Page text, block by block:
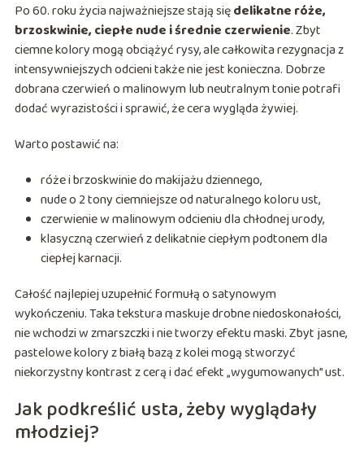
Po 60. roku życia najważniejsze stają siędelikatne róże,
brzoskwinie, ciepłe nude i średnie czerwienie. Zbyt
ciemne kolory mogą obciążyć rysy, ale całkowita rezygnacja z
intensywniejszych odcieni także nie jest konieczna. Dobrze
dobrana czerwień o malinowym lub neutralnym tonie potrafi
dodać wyrazistości i sprawić, że cera wygląda żywiej.
Warto postawić na:
róże i brzoskwinie do makijażu dziennego,
nude o 2 tony ciemniejsze od naturalnego koloru ust,
czerwienie w malinowym odcieniu dla chłodnej urody,
klasyczną czerwień z delikatnie ciepłym podtonem dla
ciepłej karnacji.
Całość najlepiej uzupełnić formułą o satynowym
wykończeniu. Taka tekstura maskuje drobne niedoskonałości,
nie wchodzi w zmarszczki i nie tworzy efektu maski. Zbyt jasne,
pastelowe kolory z białą bazą z kolei mogą stworzyć
niekorzystny kontrast z cerą i dać efekt „wygumowanych” ust.
Jak podkreślić usta, żeby wyglądały
młodziej?